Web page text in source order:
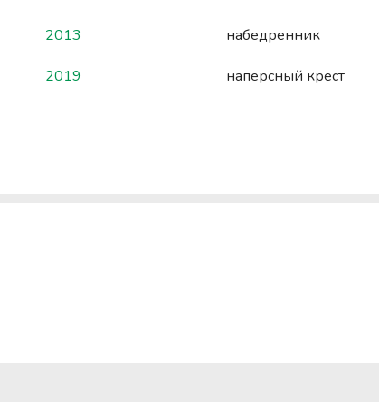
2013 набедренник
2019 наперсный крест